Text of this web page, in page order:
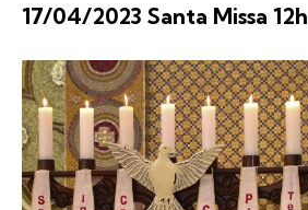
17/04/2023 Santa Missa 12h